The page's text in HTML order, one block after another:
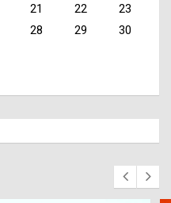
21 22
23
28 29
30